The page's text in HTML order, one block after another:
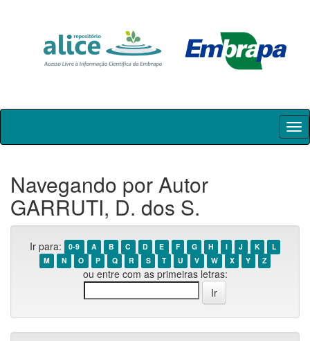
Skip
Navegando por Autor
GARRUTI, D. dos S.
Ir para: 0-9 A B C D E F G H I J K
L
M
N O P Q R S T U V W X Y Z
ou entre com as primeiras letras: